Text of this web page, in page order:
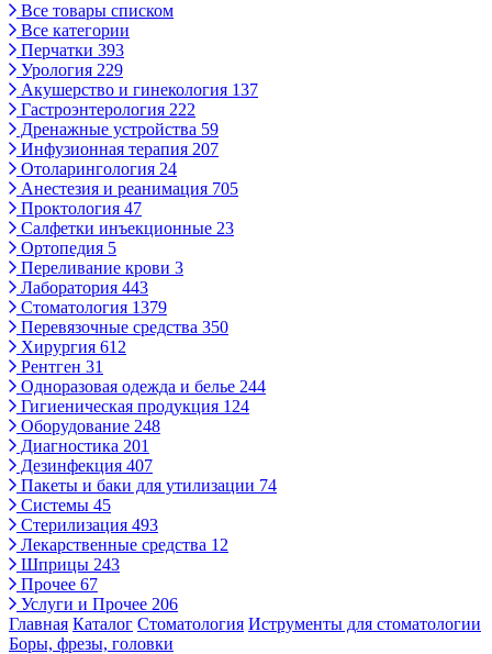
Все товары списком
Все категории
Перчатки 393
Урология 229
Акушерство и гинекология 137
Гастроэнтерология 222
Дренажные устройства 59
Инфузионная терапия 207
Отоларингология 24
Анестезия и реанимация 705
Проктология 47
Салфетки инъекционные 23
Ортопедия 5
Переливание крови 3
Лаборатория 443
Стоматология 1379
Перевязочные средства 350
Хирургия 612
Рентген 31
Одноразовая одежда и белье 244
Гигиеническая продукция 124
Оборудование 248
Диагностика 201
Дезинфекция 407
Пакеты и баки для утилизации 74
Системы 45
Стерилизация 493
Лекарственные средства 12
Шприцы 243
Прочее 67
Услуги и Прочее 206
Главная Каталог Стоматология Иструменты для стоматологии
Боры, фрезы, головки